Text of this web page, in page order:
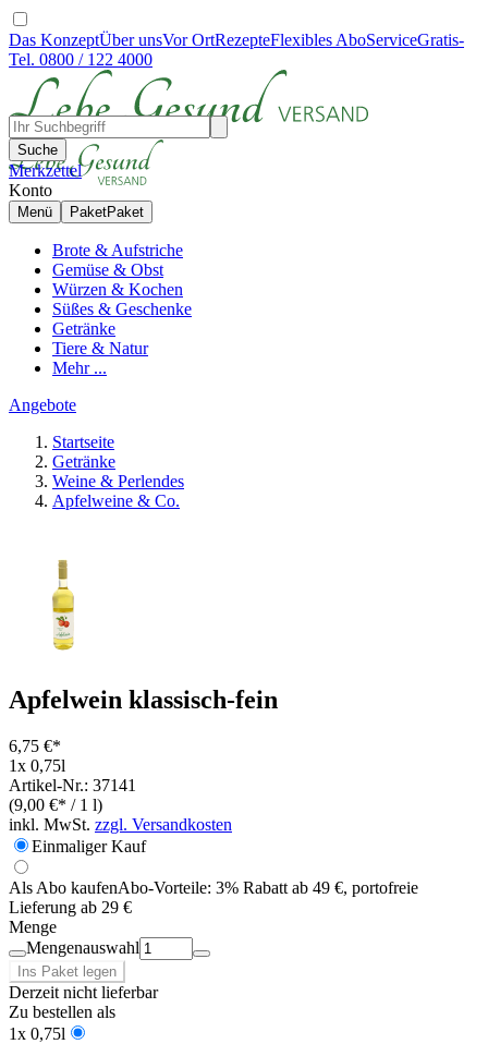
Das KonzeptÜber unsVor OrtRezepteFlexibles AboServiceGratis-
Tel. 0800 / 122 4000
Suche
Merkzettel
Konto
Menü PaketPaket
Brote & Aufstriche
Gemüse & Obst
Würzen & Kochen
Süßes & Geschenke
Getränke
Tiere & Natur
Mehr ...
Angebote
Startseite
Getränke
Weine & Perlendes
Apfelweine & Co.
Apfelwein klassisch-fein
6,75 €*
1x 0,75l
Artikel-Nr.: 37141
(9,00 €* / 1 l)
inkl. MwSt. zzgl. Versandkosten
Einmaliger Kauf
Als Abo kaufenAbo-Vorteile: 3% Rabatt ab 49 €, portofreie
Lieferung ab 29 €
Menge
Mengenauswahl
Ins Paket legen
Derzeit nicht lieferbar
Zu bestellen als
1x 0,75l